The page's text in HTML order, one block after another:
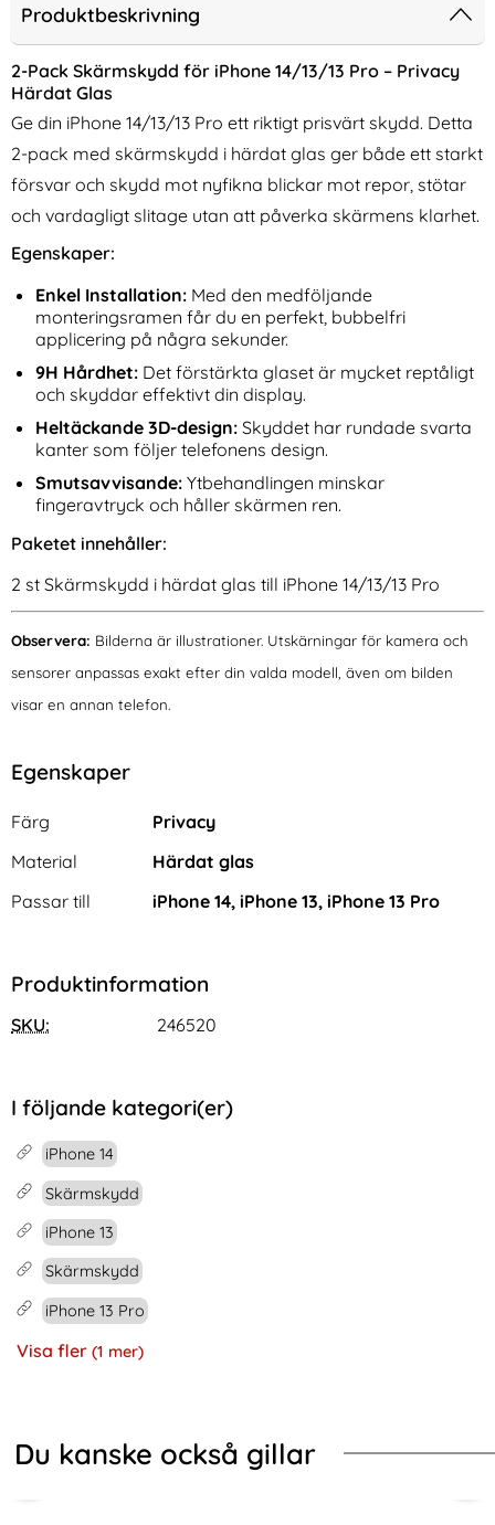
Med Kortfack Läder Blå
2-Pack iPhone 17 Linsskydd I
Art. nr 241766
rea pris
111 krtidigare pris
111 kr
Tillgänglighet:
I lager
Köp
2-Pack iPhone 17 Linsskydd I Härdat Glas
Art. nr 241764
rea pris
111 krtidigare pris
111 kr
Tillgänglighet:
3-Pack iPhone 17
Produktbeskrivning
2-Pack Skärmskydd för iPhone 14/13/13 Pro – Privacy
Härdat Glas
Ge din iPhone 14/13/13 Pro ett riktigt prisvärt skydd. Detta
2-pack med skärmskydd i härdat glas ger både ett starkt
försvar och skydd mot nyfikna blickar mot repor, stötar
och vardagligt slitage utan att påverka skärmens klarhet.
Egenskaper:
Enkel Installation: Med den medföljande
monteringsramen får du en perfekt, bubbelfri
applicering på några sekunder.
9H Hårdhet: Det förstärkta glaset är mycket reptåligt
och skyddar effektivt din display.
Heltäckande 3D-design: Skyddet har rundade svarta
kanter som följer telefonens design.
Smutsavvisande: Ytbehandlingen minskar
fingeravtryck och håller skärmen ren.
Paketet innehåller:
2 st Skärmskydd i härdat glas till iPhone 14/13/13 Pro
Observera: Bilderna är illustrationer. Utskärningar för kamera och
sensorer anpassas exakt efter din valda modell, även om bilden
visar en annan telefon.
Egenskaper
Egenskaper/attribut för denna produkt
Attribut
Färg
Privacy
Material
Härdat glas
Passar till
iPhone 14, iPhone 13, iPhone 13 Pro
Produktinformation
SKU: 246520
I följande kategori(er)
iPhone 14
Skärmskydd
iPhone 13
Skärmskydd
iPhone 13 Pro
Visa fler (1 mer)
Du kanske också gillar